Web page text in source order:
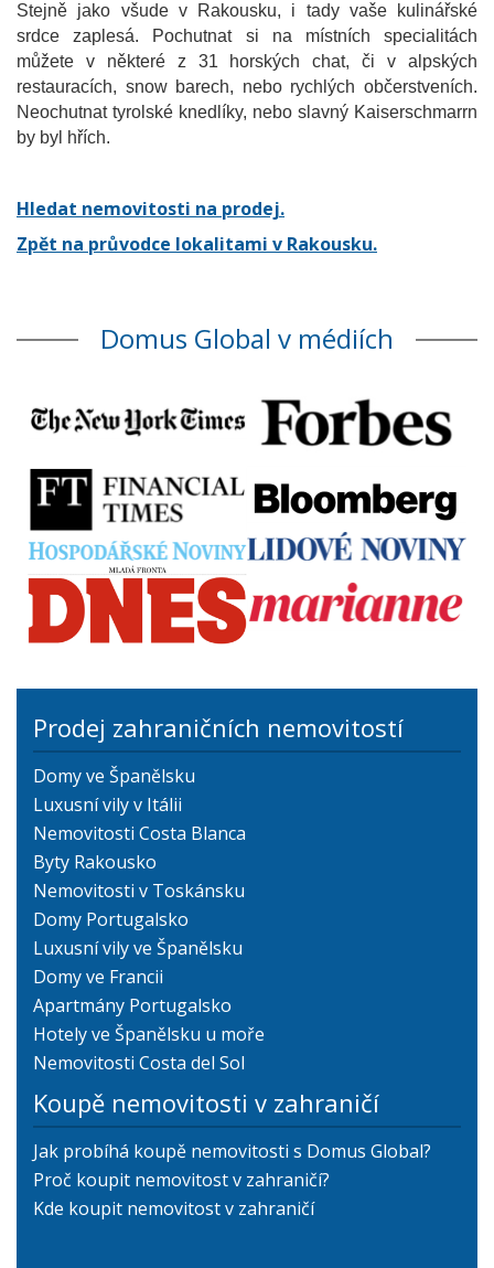
Stejně jako všude v Rakousku, i tady vaše kulinářské
srdce zaplesá. Pochutnat si na místních specialitách
můžete v některé z 31 horských chat, či v alpských
restauracích, snow barech, nebo rychlých občerstveních.
Neochutnat tyrolské knedlíky, nebo slavný Kaiserschmarrn
by byl hřích.
Hledat nemovitosti na prodej.
Zpět na průvodce lokalitami v Rakousku.
Domus Global v médiích
Prodej zahraničních nemovitostí
Domy ve Španělsku
Luxusní vily v Itálii
Nemovitosti Costa Blanca
Byty Rakousko
Nemovitosti v Toskánsku
Domy Portugalsko
Luxusní vily ve Španělsku
Domy ve Francii
Apartmány Portugalsko
Hotely ve Španělsku u moře
Nemovitosti Costa del Sol
Koupě nemovitosti v zahraničí
Jak probíhá koupě nemovitosti s Domus Global?
Proč koupit nemovitost v zahraničí?
Kde koupit nemovitost v zahraničí